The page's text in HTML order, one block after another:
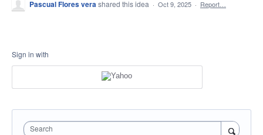
Pascual Flores verashared this idea · Oct 9, 2025 · Report…
Sign in with
Search